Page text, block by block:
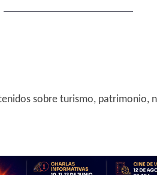
sobre turismo, patrimonio,